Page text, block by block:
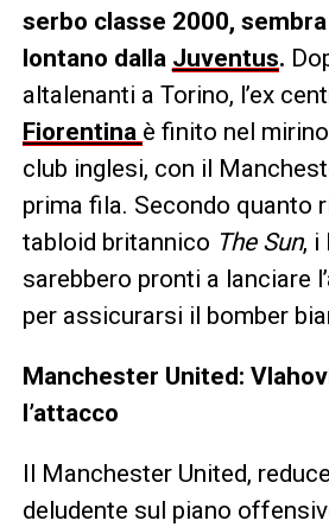
serbo classe 2000,
lontano dalla Juventus.
altalenanti a Torino, l’ex
Fiorentina è finito nel
club inglesi, con il
prima fila. Secondo quanto
tabloid britannico The Sun, i
sarebbero pronti a lanciare
per assicurarsi il bomber
Manchester United:
l’attacco
Il Manchester United,
deludente sul piano